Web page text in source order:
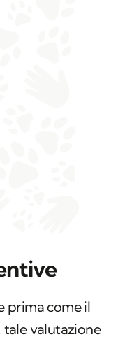
prima come il
tale valutazione